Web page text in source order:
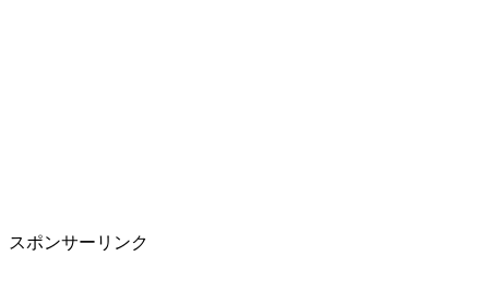
スポンサーリンク